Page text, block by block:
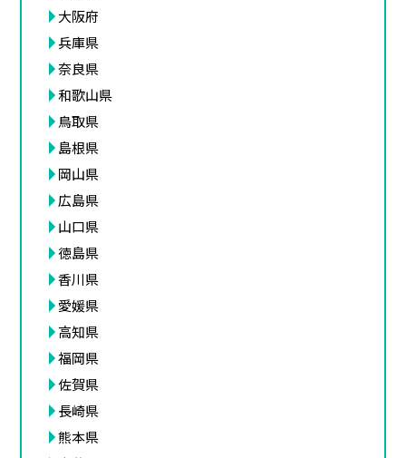
大阪府
兵庫県
奈良県
和歌山県
鳥取県
島根県
岡山県
広島県
山口県
徳島県
香川県
愛媛県
高知県
福岡県
佐賀県
長崎県
熊本県